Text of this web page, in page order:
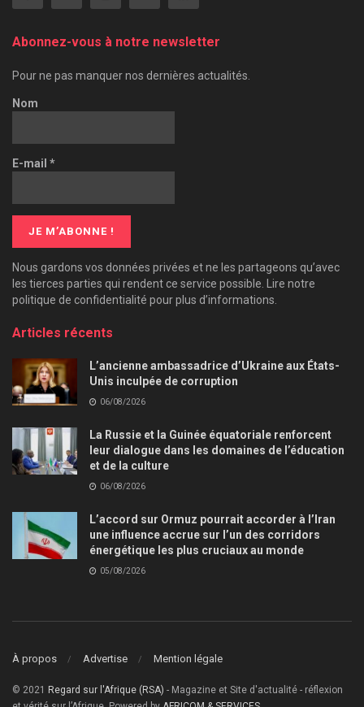
Abonnez-vous à notre newsletter
Pour ne pas manquer nos dernières actualités.
Nom
E-mail *
Nous gardons vos données privées et ne les partageons qu’avec
les tierces parties qui rendent ce service possible. Lire notre
politique de confidentialité pour plus d’informations.
Articles récents
L’ancienne ambassadrice d’Ukraine aux États-
Unis inculpée de corruption
06/08/2026
La Russie et la Guinée équatoriale renforcent
leur dialogue dans les domaines de l’éducation
et de la culture
06/08/2026
L’accord sur Ormuz pourrait accorder à l’Iran
une influence accrue sur l’un des corridors
énergétique les plus cruciaux au monde
05/08/2026
À propos Advertise Mention légale
© 2021 Regard sur l'Afrique (RSA) - Magazine et Site d'actualité - réflexion